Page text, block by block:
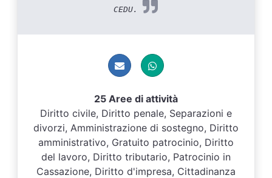
CEDU.
25 Aree di attività
Diritto civile, Diritto penale, Separazioni e
divorzi, Amministrazione di sostegno, Diritto
amministrativo, Gratuito patrocinio, Diritto
del lavoro, Diritto tributario, Patrocinio in
Cassazione, Diritto d'impresa, Cittadinanza